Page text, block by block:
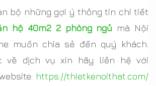
bộ những gợi ý thông tin chi tiết
hộ 40m2 2 phòng ngủ mà Nội
muốn chia sẻ đến quý khách.
về dịch vụ xin hãy liên hệ với
https://thietkenoithat.com/